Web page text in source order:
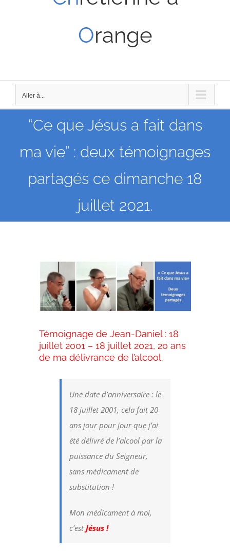
Orange
Aller à...
“Ce que Jésus a fait dans
ma vie” : deux témoignages
partagés ce dimanche 18
juillet 2021.
l'image
agrandie
Témoignage de Jean-Daniel : 18
juillet 2001 – 18 juillet 2021, 20 ans
de ma délivrance de l’alcool.
Une date d’anniversaire : le
18 juillet 2001, cela fait 20
ans jour pour jour que j’ai
été délivré de l’alcool par la
puissance du Seigneur,
sans médicament de
substitution !
Mon médicament à moi,
c’estJésus !